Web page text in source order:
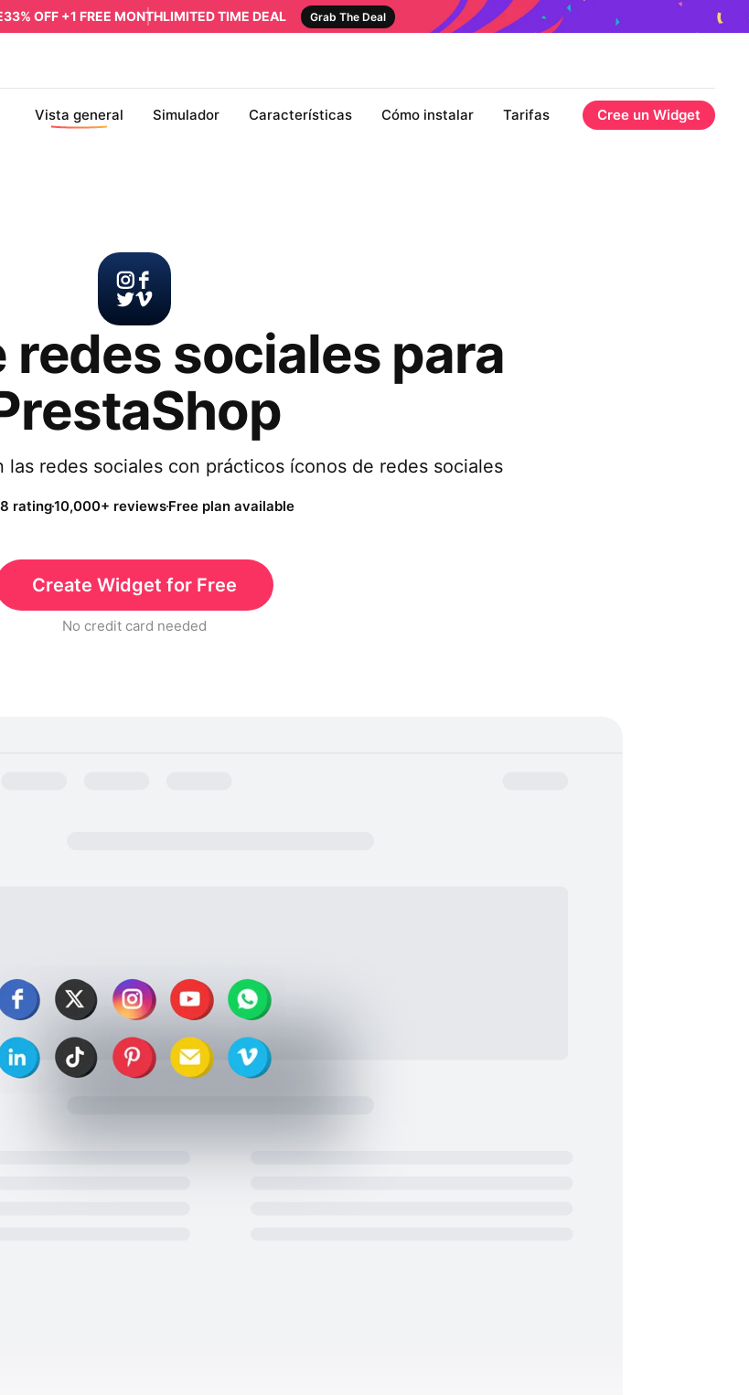
33% OFF +1 FREE MONTHLIMITED TIME DEAL Grab The Deal
Vista general Simulador Características Cómo instalar Tarifas Cree un Widget
redes sociales para
redes sociales con prácticos íconos de redes sociales
rating10,000+ reviewsFree plan available
Create Widget for Free
No credit card needed